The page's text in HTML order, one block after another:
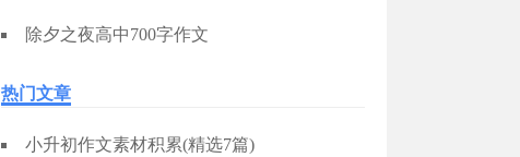
除夕之夜高中700字作文
热门文章
小升初作文素材积累(精选7篇)